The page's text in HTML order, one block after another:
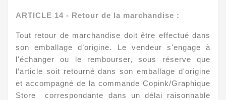
ARTICLE 14 - Retour de la marchandise :
Tout retour de marchandise doit être effectué dans
son emballage d’origine. Le vendeur s'engage à
l'échanger ou le rembourser, sous réserve que
l’article soit retourné dans son emballage d'origine
et accompagné de la commande Copink/Graphique
Store correspondante dans un délai raisonnable